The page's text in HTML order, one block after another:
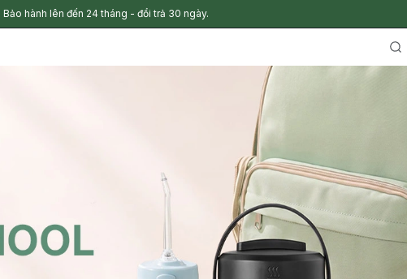
Bảo hành lên đến 24 tháng - đổi trả 30 ngày.